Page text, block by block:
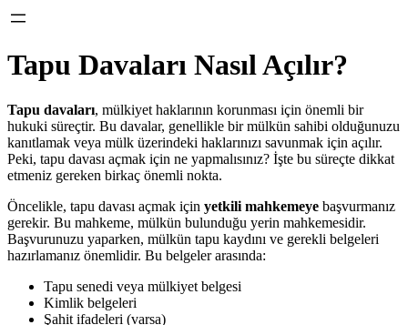
Tapu Davaları Nasıl Açılır?
Tapu davaları, mülkiyet haklarının korunması için önemli bir
hukuki süreçtir. Bu davalar, genellikle bir mülkün sahibi olduğunuzu
kanıtlamak veya mülk üzerindeki haklarınızı savunmak için açılır.
Peki, tapu davası açmak için ne yapmalısınız? İşte bu süreçte dikkat
etmeniz gereken birkaç önemli nokta.
Öncelikle, tapu davası açmak için yetkili mahkemeye başvurmanız
gerekir. Bu mahkeme, mülkün bulunduğu yerin mahkemesidir.
Başvurunuzu yaparken, mülkün tapu kaydını ve gerekli belgeleri
hazırlamanız önemlidir. Bu belgeler arasında:
Tapu senedi veya mülkiyet belgesi
Kimlik belgeleri
Şahit ifadeleri (varsa)